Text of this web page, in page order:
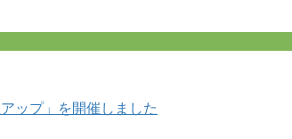
ップ」を開催しました